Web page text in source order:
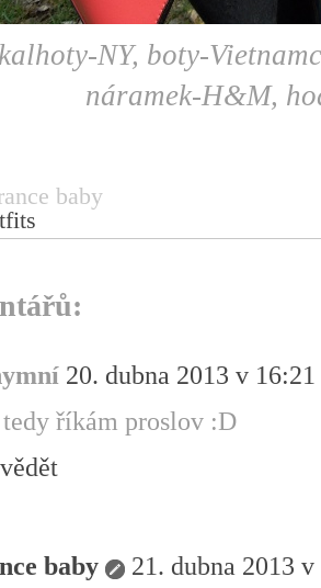
NY, boty-
náramek-H&M,
baby
20. dubna 2013 v 16:21
říkám proslov :D
baby
21. dubna 2013